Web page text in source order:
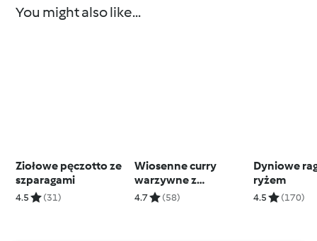
You might also like...
Ziołowe pęczotto ze
szparagami
4.5 (31)
Wiosenne curry
warzywne z
cytrynowym ryżem
4.7 (58)
Dyniowe
ryżem
4.5 (170)